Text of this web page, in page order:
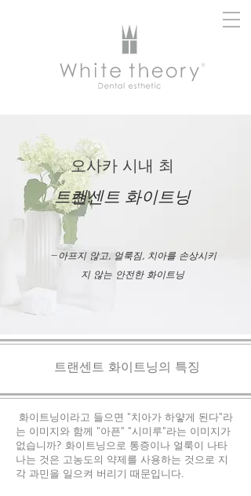
오사카 시내 최
초!
－아프지 않고, 얼룩짐, 치아를 손상시키
지 않는 안전한 화이트닝
​트랜센트 화이트닝
​트랜센트 화이트닝의 특징
​ 화이트닝이라고 들으면 "치아가 하얗게 된다"라
는 이미지와 함께 "아픈" "시미루"라는 이미지가
없습니까? 화이트닝으로 통증이나 얼룩이 나타
나는 것은 고농도의 약제를 사용하는 것으로 지
각 과민을 일으켜 버리기 때문입니다.